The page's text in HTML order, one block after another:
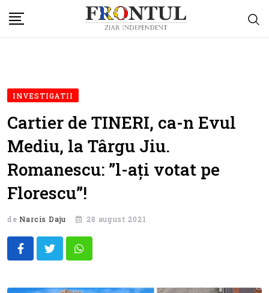
to
INVESTIGATII
Cartier de TINERI, ca-n Evul
Mediu, la Târgu Jiu.
Romanescu: ”l-ați votat pe
Florescu”!
de Narcis Daju 28 august 2021
Whatsapp